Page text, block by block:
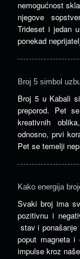
nemogućnost
njegove
Trideset i jedan
ponekad
Broj 5 simbol
Broj 5 u Kabali
preporod. Pet
kreativnih
odnosno, prvi
Pet se temelji
Kako energija
Svaki broj ima
pozitivnu i
stav i
poput magneta i
impulse kroz